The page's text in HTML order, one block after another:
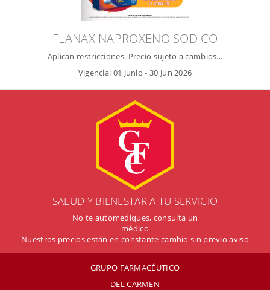
FLANAX NAPROXENO SODICO
Aplican restricciones. Precio sujeto a cambios...
Vigencia: 01 Junio - 30 Jun 2026
SALUD Y BIENESTAR A TU SERVICIO
No te automediques, consulta un
médico
Nuestros precios están en constante cambio sin previo aviso
GRUPO FARMACÉUTICO
DEL CARMEN